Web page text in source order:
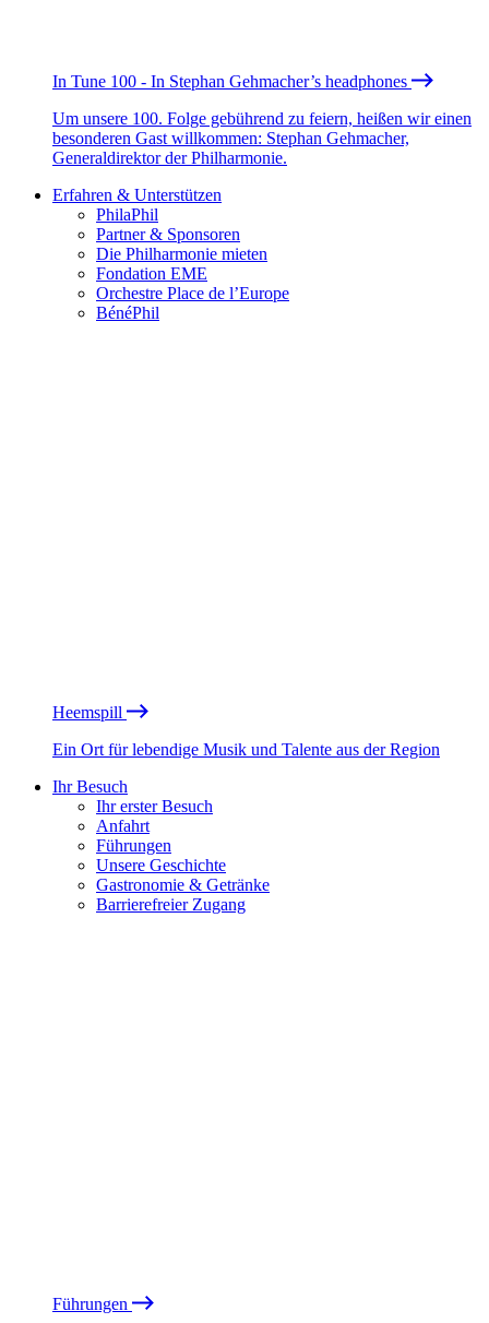
In Tune 100 - In Stephan Gehmacher’s headphones
Um unsere 100. Folge gebührend zu feiern, heißen wir einen
besonderen Gast willkommen: Stephan Gehmacher,
Generaldirektor der Philharmonie.
Erfahren & Unterstützen
PhilaPhil
Partner & Sponsoren
Die Philharmonie mieten
Fondation EME
Orchestre Place de l’Europe
BénéPhil
Heemspill
Ein Ort für lebendige Musik und Talente aus der Region
Ihr Besuch
Ihr erster Besuch
Anfahrt
Führungen
Unsere Geschichte
Gastronomie & Getränke
Barrierefreier Zugang
Führungen